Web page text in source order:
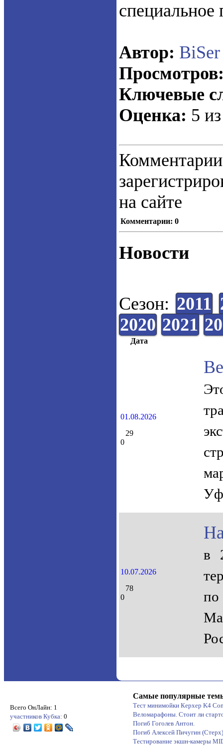
Автор: BiSer
Ключевые
Оценка: 5
на сайте
Комментарии: 0
Новости
Сезон: 2011
2020 2021
Дата
01.08.2026
29
0
10.07.2026
78
0
в
Всего ОнЛайн: 1
участников Кубка: 0
Самые популярные
Тест минимойки Керхер K4
Веломарафоны. Стоит ли
Погиб Гоголев Антон.
Погиб Алексей Пичугин (Стерх)
Тестирование экшн-камеры